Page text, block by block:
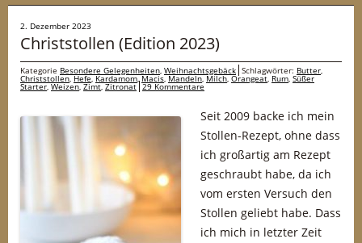
2. Dezember 2023
Christstollen (Edition 2023)
Kategorie Besondere Gelegenheiten, Weihnachtsgebäck Schlagwörter: Butter,
Christstollen,Hefe,Kardamom,Macis,Mandeln,Milch,Orangeat, Rum, Süßer
Starter,Weizen,Zimt,Zitronat 29 Kommentare
Seit 2009 backe ich mein
Stollen-Rezept, ohne dass
ich großartig am Rezept
geschraubt habe, da ich
vom ersten Versuch den
Stollen geliebt habe. Dass
ich mich in letzter Zeit